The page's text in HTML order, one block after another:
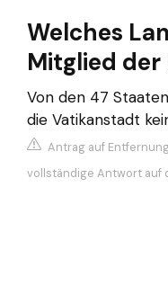
Welches
Mitglied der
Von den 47
die Vatikanstadt
Antrag auf
vollständige Antwort auf